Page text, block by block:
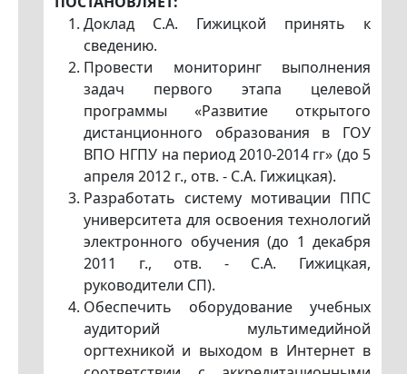
Доклад С.А. Гижицкой принять к
сведению.
Провести мониторинг выполнения
задач первого этапа целевой
программы «Развитие открытого
дистанционного образования в ГОУ
ВПО НГПУ на период 2010-2014 гг» (до 5
апреля 2012 г., отв. - С.А. Гижицкая).
Разработать систему мотивации ППС
университета для освоения технологий
электронного обучения (до 1 декабря
2011 г., отв. - С.А. Гижицкая,
руководители СП).
Обеспечить оборудование учебных
аудиторий мультимедийной
оргтехникой и выходом в Интернет в